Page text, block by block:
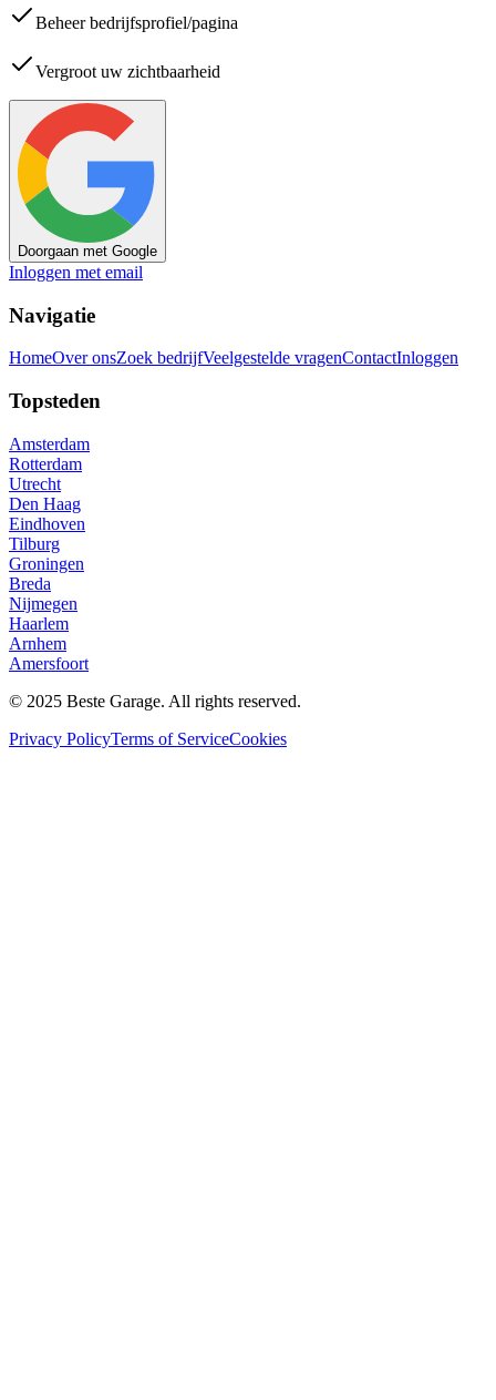
Beheer bedrijfsprofiel/pagina
Vergroot uw zichtbaarheid
Doorgaan met Google
Inloggen met email
Navigatie
HomeOver onsZoek bedrijfVeelgestelde vragenContactInloggen
Topsteden
Amsterdam
Rotterdam
Utrecht
Den Haag
Eindhoven
Tilburg
Groningen
Breda
Nijmegen
Haarlem
Arnhem
Amersfoort
© 2025 Beste Garage. All rights reserved.
Privacy PolicyTerms of ServiceCookies